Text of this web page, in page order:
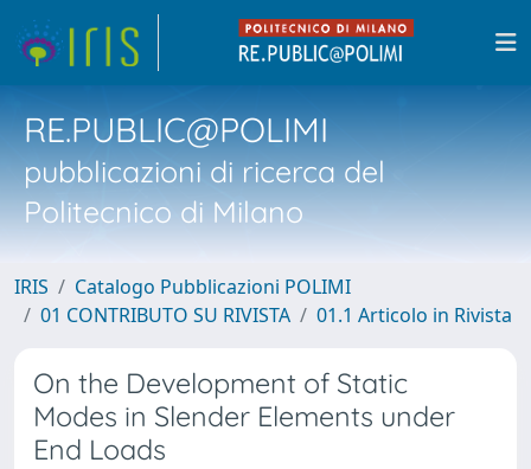
RE.PUBLIC@POLIMI
pubblicazioni di ricerca del
Politecnico di Milano
IRIS
Catalogo Pubblicazioni POLIMI
01 CONTRIBUTO SU RIVISTA
01.1 Articolo in Rivista
On the Development of Static
Modes in Slender Elements under
End Loads